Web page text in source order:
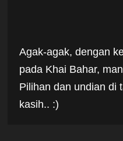
Agak-agak, dengan
pada Khai Bahar,
Pilihan dan undian di
kasih.. :)